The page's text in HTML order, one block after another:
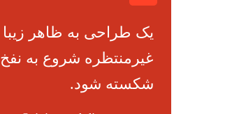
یک طراحی به ظاهر
غیرمنتظره شروع به
شکسته شود.